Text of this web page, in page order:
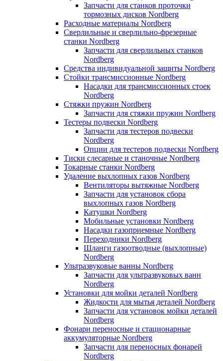
Запчасти для станков проточки
тормозных дисков Nordberg
Расходные материалы Nordberg
Сверлильные и сверлильно-фрезерные
станки Nordberg
Запчасти для сверлильных станков
Nordberg
Средства индивидуальной защиты Nordberg
Стойки трансмиссионные Nordberg
Насадки для трансмиссионных стоек
Nordberg
Стяжки пружин Nordberg
Запчасти для стяжки пружин Nordberg
Тестеры подвески Nordberg
Запчасти для тестеров подвески
Nordberg
Опции для тестеров подвески Nordberg
Тиски слесарные и станочные Nordberg
Токарные станки Nordberg
Удаление выхлопных газов Nordberg
Вентиляторы вытяжные Nordberg
Запчасти для установок сбора
выхлопных газов Nordberg
Катушки Nordberg
Мобильные установки Nordberg
Насадки газоприемные Nordberg
Переходники Nordberg
Шланги газоотводные (выхлопные)
Nordberg
Ультразвуковые ванны Nordberg
Запчасти для ультразвуковых ванн
Nordberg
Установки для мойки деталей Nordberg
Жидкости для мытья деталей Nordberg
Запчасти для установок мойки деталей
Nordberg
Фонари переносные и стационарные
аккумуляторные Nordberg
Запчасти для переносных фонарей
Nordberg